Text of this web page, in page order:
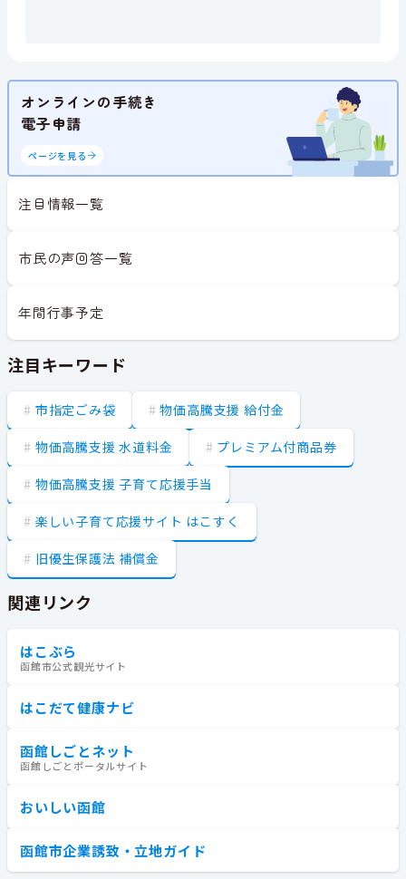
オンラインの手続き
電子申請
ページを見る
注目情報一覧
市民の声回答一覧
年間行事予定
注目キーワード
市指定ごみ袋 物価高騰支援 給付金
物価高騰支援 水道料金 プレミアム付商品券
物価高騰支援 子育て応援手当
楽しい子育て応援サイト はこすく
旧優生保護法 補償金
関連リンク
はこぶら
函館市公式観光サイト
はこだて健康ナビ
函館しごとネット
函館しごとポータルサイト
おいしい函館
函館市企業誘致・立地ガイド